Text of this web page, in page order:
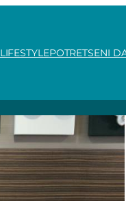
LIFESTYLEPOTRETSENI